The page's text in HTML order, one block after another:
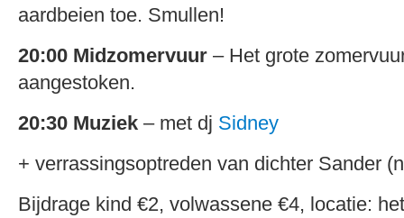
aardbeien toe. Smullen!
20:00 Midzomervuur – Het grote
aangestoken.
20:30 Muziek – met dj Sidney
+ verrassingsoptreden van dichter Sander
Bijdrage kind €2, volwassene €4, locatie: